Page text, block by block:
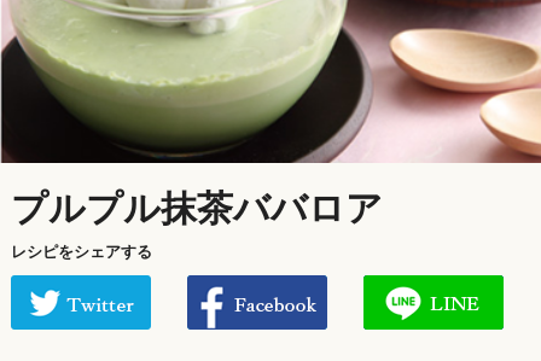
プルプル抹茶ババロア
レシピをシェアする